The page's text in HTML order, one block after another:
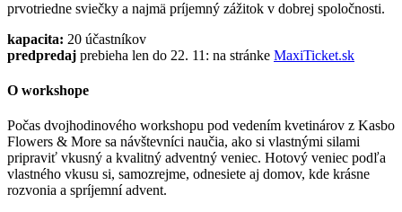
prvotriedne sviečky a najmä príjemný zážitok v dobrej spoločnosti.
kapacita: 20 účastníkov
predpredaj prebieha len do 22. 11: na stránke MaxiTicket.sk
O workshope
Počas dvojhodinového workshopu pod vedením kvetinárov z Kasbo
Flowers & More sa návštevníci naučia, ako si vlastnými silami
pripraviť vkusný a kvalitný adventný veniec. Hotový veniec podľa
vlastného vkusu si, samozrejme, odnesiete aj domov, kde krásne
rozvonia a spríjemní advent.